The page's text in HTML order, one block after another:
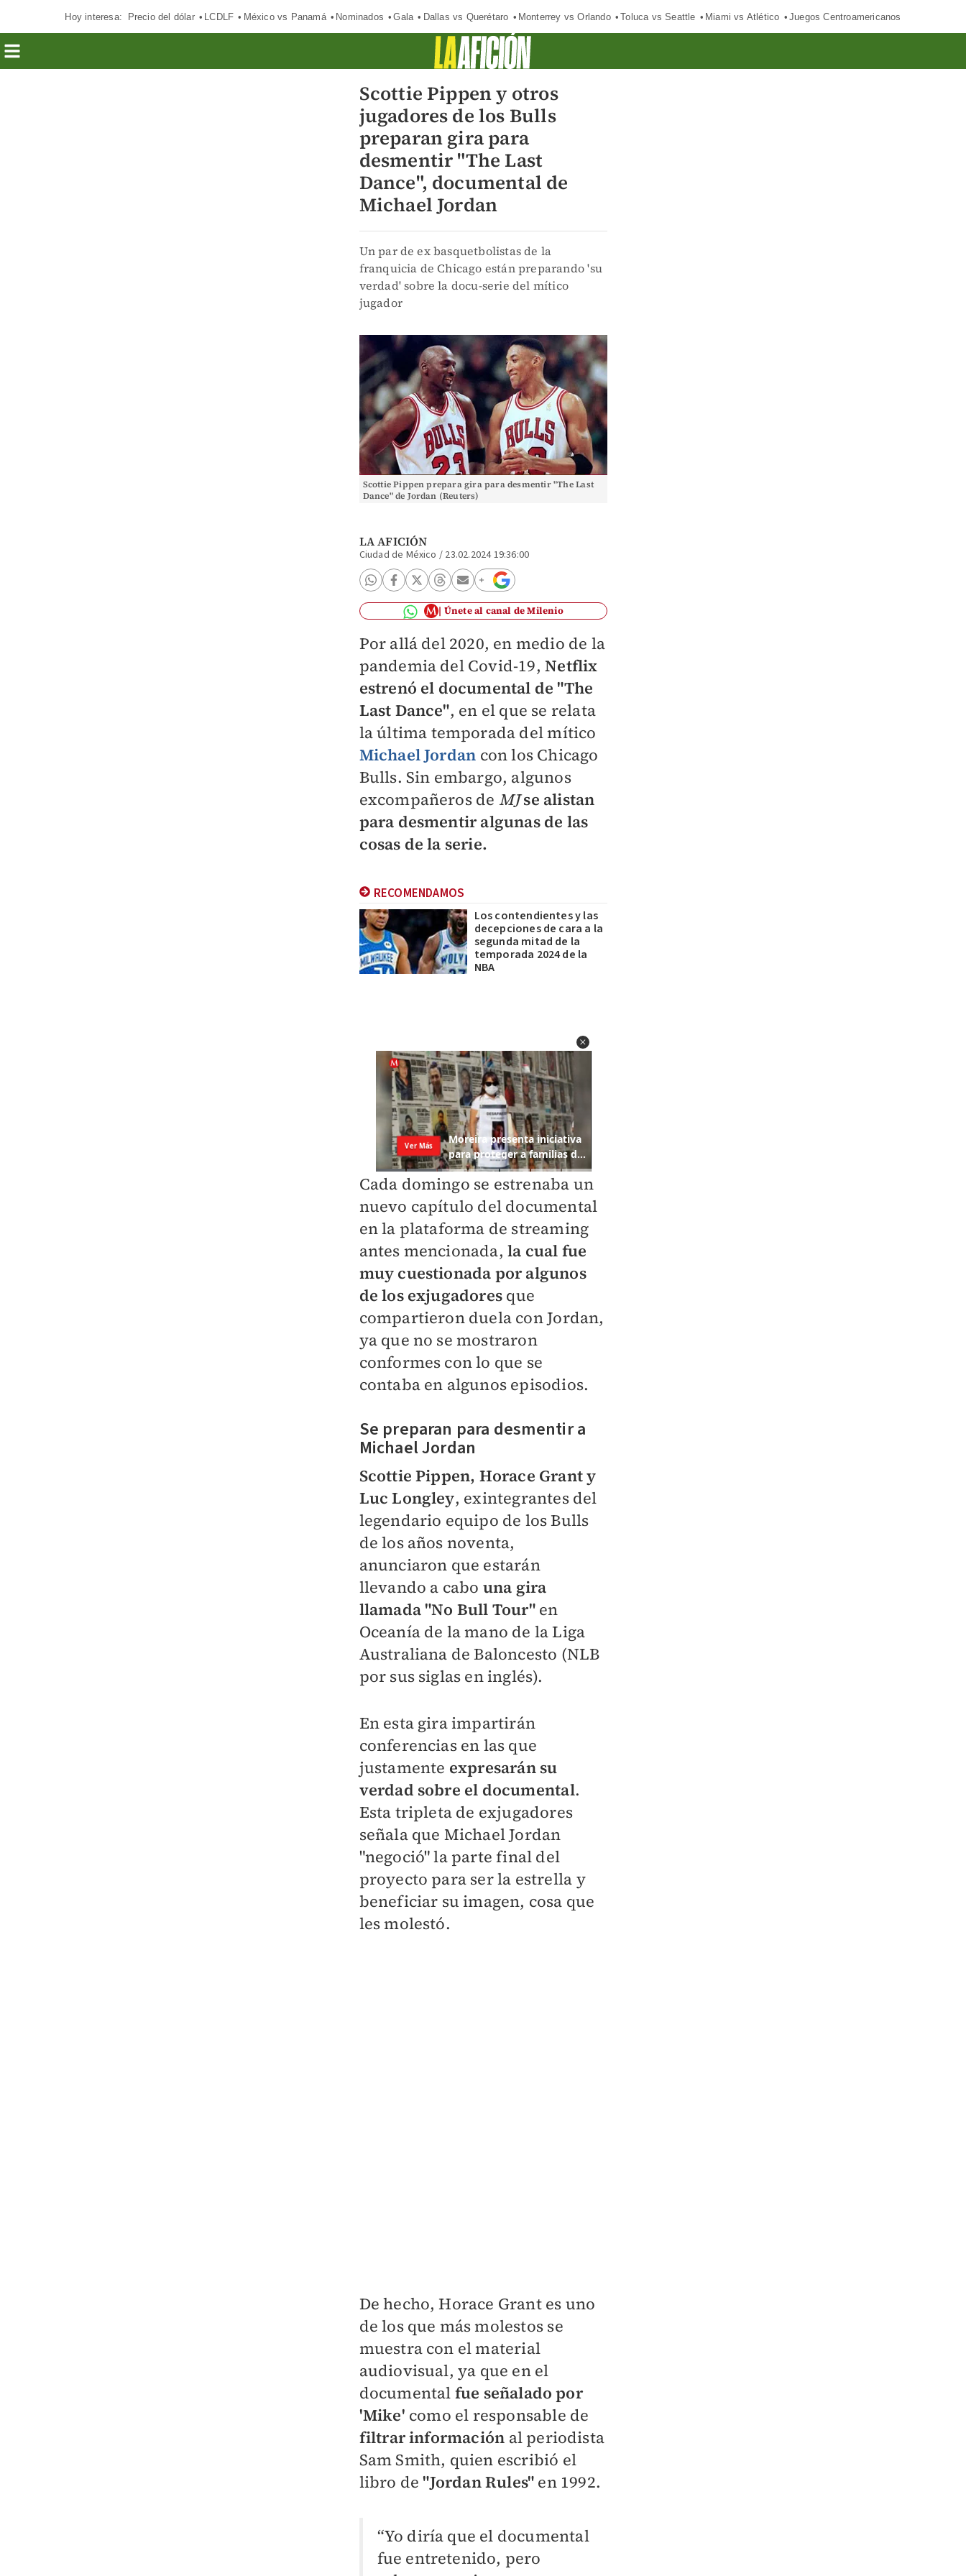
Hoy interesa: Precio del dólar LCDLF México vs Panamá Nominados Gala Dallas vs Querétaro Monterrey vs Orlando Toluca vs Seattle Miami vs Atlético Juegos Centroamericanos
Scottie Pippen y otros
jugadores de los Bulls
preparan gira para
desmentir "The Last
Dance", documental de
Michael Jordan
Un par de ex basquetbolistas de la
franquicia de Chicago están preparando 'su
verdad' sobre la docu-serie del mítico
jugador
Scottie Pippen prepara gira para desmentir "The Last
Dance" de Jordan (Reuters)
LA AFICIÓN
Ciudad de México / 23.02.2024 19:36:00
Únete al canal de Milenio
Por allá del 2020, en medio de la
pandemia del Covid-19,Netflix
estrenó el documental de "The
Last Dance", en el que se relata
la última temporada del mítico
Michael Jordan con los Chicago
Bulls. Sin embargo, algunos
excompañeros de MJse alistan
para desmentir algunas de las
cosas de la serie.
RECOMENDAMOS
Los contendientes y las
decepciones de cara a la
segunda mitad de la
temporada 2024 de la
NBA
Cada domingo se estrenaba un
nuevo capítulo del documental
en la plataforma de streaming
antes mencionada,la cual fue
muy cuestionada por algunos
de los exjugadores que
compartieron duela con Jordan,
ya que no se mostraron
conformes con lo que se
contaba en algunos episodios.
Se preparan para desmentir a
Michael Jordan
Scottie Pippen, Horace Grant y
Luc Longley, exintegrantes del
legendario equipo de los Bulls
de los años noventa,
anunciaron que estarán
llevando a cabo una gira
llamada "No Bull Tour"en
Oceanía de la mano de la Liga
Australiana de Baloncesto (NLB
por sus siglas en inglés).
En esta gira impartirán
conferencias en las que
justamente expresarán su
verdad sobre el documental.
Esta tripleta de exjugadores
señala que Michael Jordan
"negoció" la parte final del
proyecto para ser la estrella y
beneficiar su imagen, cosa que
les molestó.
De hecho, Horace Grant es uno
de los que más molestos se
muestra con el material
audiovisual, ya que en el
documental fue señalado por
'Mike' como el responsable de
filtrar información al periodista
Sam Smith, quien escribió el
libro de "Jordan Rules" en 1992.
“Yo diría que el documental
fue entretenido, pero